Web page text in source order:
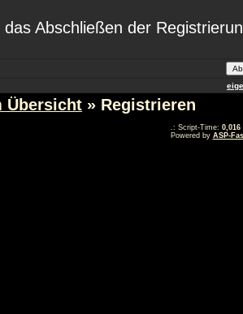
das Abschließen der
Übersicht » Registrieren
.: Script-Time: 0,016
Powered by ASP-